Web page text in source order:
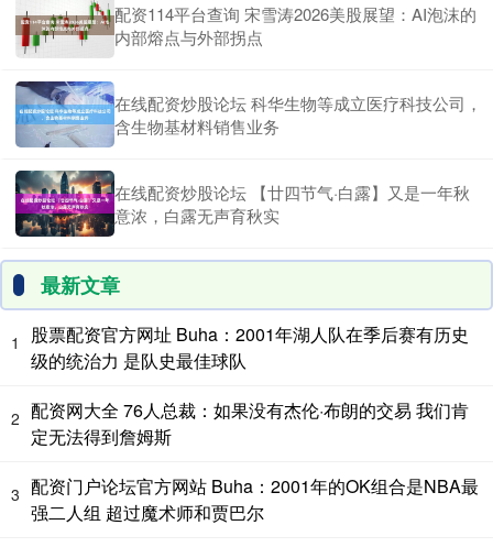
配资114平台查询 宋雪涛2026美股展望：AI泡沫的
内部熔点与外部拐点
在线配资炒股论坛 科华生物等成立医疗科技公司，
含生物基材料销售业务
在线配资炒股论坛 【廿四节气·白露】又是一年秋
意浓，白露无声育秋实
最新文章
1
股票配资官方网址 Buha：2001年湖人队在季后赛有历史
级的统治力 是队史最佳球队
2 配资网大全 76人总裁：如果没有杰伦·布朗的交易 我们肯
定无法得到詹姆斯
3 配资门户论坛官方网站 Buha：2001年的OK组合是NBA最
强二人组 超过魔术师和贾巴尔